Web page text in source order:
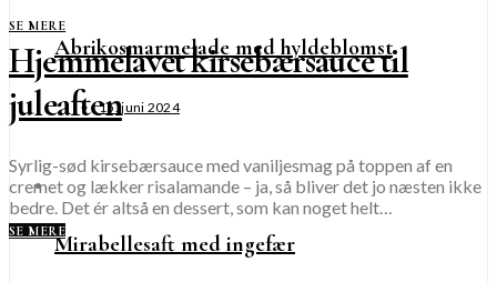
Abrikosmarmelade med hyldeblomst
15. juni 2024
Mirabellesaft med ingefær
SE MERE
Hjemmelavet kirsebærsauce til
juleaften
Syrlig-sød kirsebærsauce med vaniljesmag på toppen af en
cremet og lækker risalamande – ja, så bliver det jo næsten ikke
bedre. Det ér altså en dessert, som kan noget helt…
SE MERE